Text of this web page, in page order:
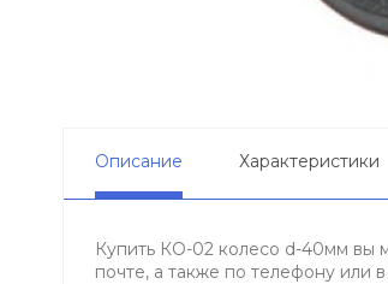
Описание Характеристики
Купить КО-02 колесо d-40мм вы
почте, а также по телефону или в